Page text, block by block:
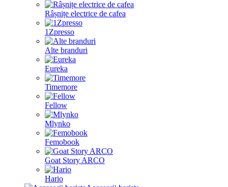
Râșnițe electrice de cafea
1Zpresso
Alte branduri
Eureka
Timemore
Fellow
Mlynko
Femobook
Goat Story ARCO
Hario